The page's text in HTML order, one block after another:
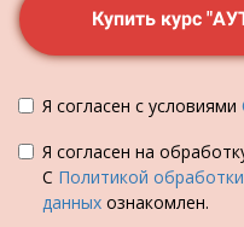
Купить курс
Я согласен с условиями
Я согласен на
С Политикой
данных ознакомлен.